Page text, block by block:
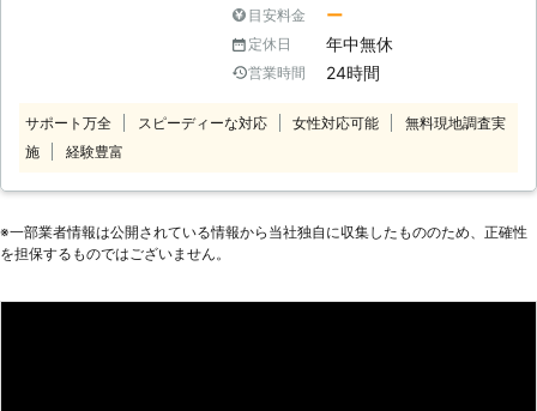
ギー症状が出てしまうこともあるので
す。「自分で草刈りできない……」そ
のようなときには(有)林電機機工に草
刈りをご依頼ください。365日お客様
のもとに駆け付けます。
があります。害虫は餌である雑草を求
めて出現するので、気付いたらお花や
庭木まで被害が発展し、それらを枯ら
し、虫が苦手な方や高齢で体力的に草
さい。弊社はいつでもお客様のご依頼
応！お客様のスケジュールに合わせま
目安料金 ー
定休日 年中無休
営業時間 24時間
サポート万全 スピーディーな対応 女性対応可能
無料現地調査実
施
経験豊富
※⼀部業者情報は公開されている情報から当社独⾃に収集したもののため、正確性
を担保するものではございません。